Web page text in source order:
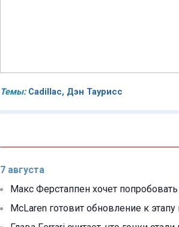
Темы: Cadillac, Дэн Таурисс
7 августа
Макс Ферстаппен хочет
McLaren готовит обновление к